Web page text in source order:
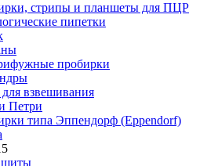
стрипы и планшеты для ПЦР
пипетки
пробирки
взвешивания
Петри
типа Эппендорф (Eppendorf)